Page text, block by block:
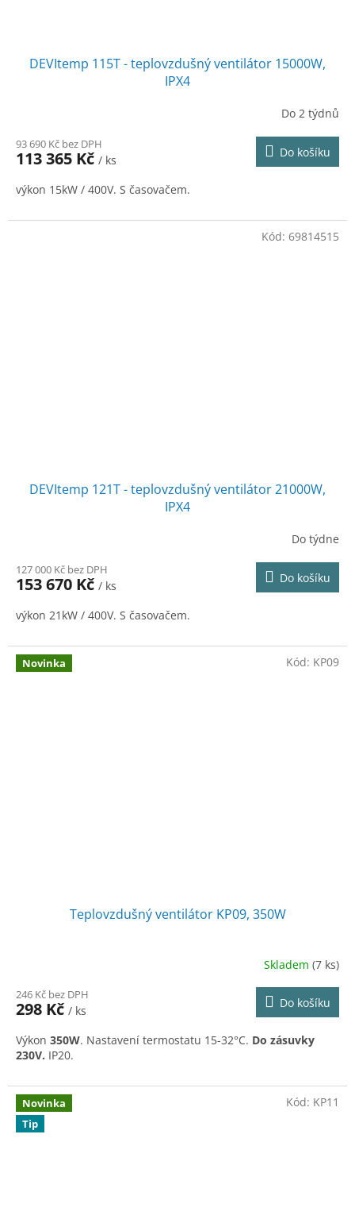
DEVItemp 115T - teplovzdušný ventilátor 15000W,
IPX4
Do 2 týdnů
93 690 Kč bez DPH
113 365 Kč / ks
Do košíku
výkon 15kW / 400V. S časovačem.
DEVItemp 121T - teplovzdušný ventilátor 21000W,
IPX4
Do týdne
127 000 Kč bez DPH
153 670 Kč / ks
Do košíku
výkon 21kW / 400V. S časovačem.
Kód: 69814515
Novinka
Teplovzdušný ventilátor KP09, 350W
Skladem (7 ks)
246 Kč bez DPH
298 Kč / ks
Do košíku
Výkon 350W. Nastavení termostatu 15-32°C. Do zásuvky
230V. IP20.
Kód: KP09
Novinka
Tip
Kód: KP11